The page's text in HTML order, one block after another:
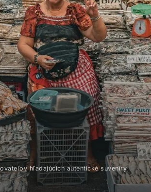
hľadajúcich autentické suveníry